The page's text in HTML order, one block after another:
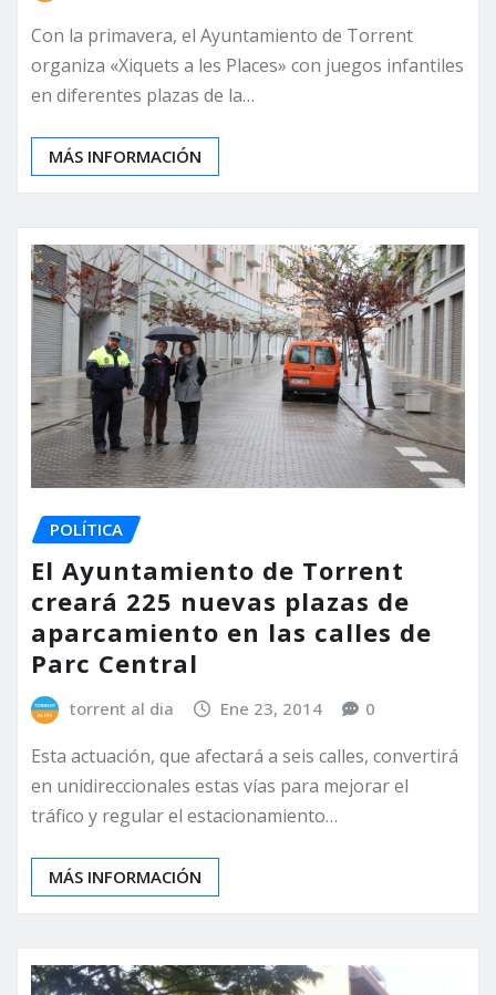
Con la primavera, el Ayuntamiento de Torrent
organiza «Xiquets a les Places» con juegos infantiles
en diferentes plazas de la…
MÁS INFORMACIÓN
POLÍTICA
El Ayuntamiento de Torrent
creará 225 nuevas plazas de
aparcamiento en las calles de
Parc Central
torrent al dia Ene 23, 2014 0
Esta actuación, que afectará a seis calles, convertirá
en unidireccionales estas vías para mejorar el
tráfico y regular el estacionamiento…
MÁS INFORMACIÓN